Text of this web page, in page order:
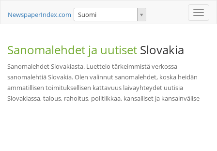
Toggle
NewspaperIndex.com Suomi
Sanomalehdet ja uutiset Slovakia
Sanomalehdet Slovakiasta. Luettelo tärkeimmistä verkossa
sanomalehtiä Slovakia. Olen valinnut sanomalehdet, koska heidän
ammatillisen toimituksellisen kattavuus laivayhteydet uutisia
Slovakiassa, talous, rahoitus, politiikkaa, kansalliset ja kansainvälise